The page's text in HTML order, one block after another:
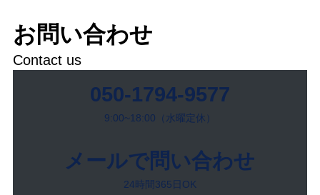
お問い合わせ
Contact us
050-1794-9577
9:00~18:00（水曜定休）
メールで問い合わせ
24時間365日OK